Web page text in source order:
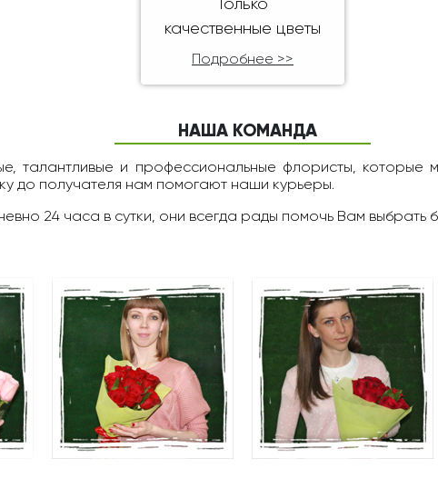
Только
качественные цветы
Подробнее >>
НАША КОМАНДА
талантливые и профессиональные флористы, которые
до получателя нам помогают наши курьеры.
24 чаcа в сутки, они всегда рады помочь Вам выбрать